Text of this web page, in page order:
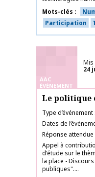
Mots-clés
Participation
AAC
ÉVÉNEMENT
Mis
24
Le politique
Type d’événement
Dates de
Réponse
Appel à
d'étude sur le
la place -
publiques"....